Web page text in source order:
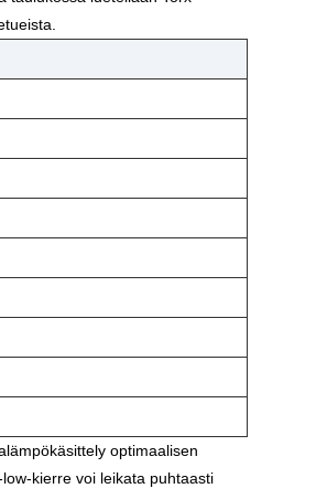
optimaalisen
kierre voi leikata puhtaasti